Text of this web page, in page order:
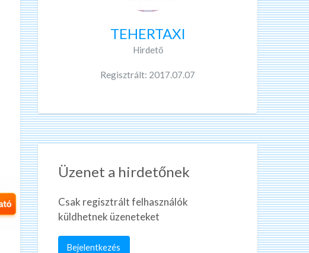
TEHERTAXI
Hirdető
Regisztrált: 2017.07.07
Üzenet a hirdetőnek
Csak regisztrált felhasználók
küldhetnek üzeneteket
Bejelentkezés